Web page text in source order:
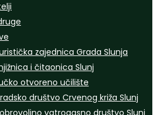
zajednica Grada Slunja
i čitaonica Slunj
otvoreno učilište
društvo Crvenog križa Slunj
vatrogasno društvo Slunj